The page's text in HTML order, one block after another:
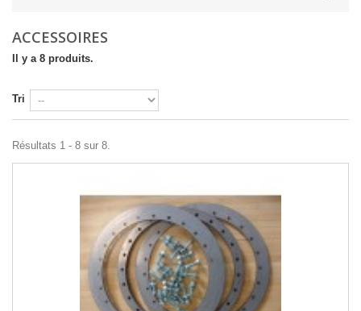
ACCESSOIRES
Il y a 8 produits.
Tri
Résultats 1 - 8 sur 8.